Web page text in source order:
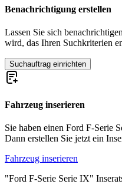
Ford Capri
Ford Cortina
Ford Escort
Ford Fiesta
Ford GT40
Ford Modell A
Ford Modell T
Ford Taunus
Ford Thunderbird
Ford V8
Benachrichtigung erstellen
Lassen Sie sich
wird, das Ihren Suchkriterien
Suchauftrag einrichten
Fahrzeug inserieren
Sie haben einen Ford F-Serie
Dann erstellen Sie jetzt ein
Fahrzeug inserieren
"Ford F-Serie Serie IX"